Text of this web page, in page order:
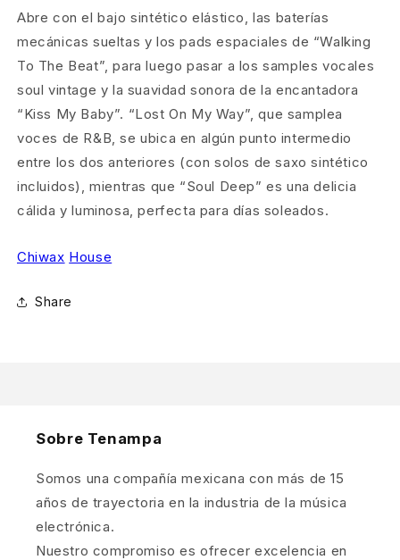
Abre con el bajo sintético elástico, las baterías
mecánicas sueltas y los pads espaciales de “Walking
To The Beat”, para luego pasar a los samples vocales
soul vintage y la suavidad sonora de la encantadora
“Kiss My Baby”. “Lost On My Way”, que samplea
voces de R&B, se ubica en algún punto intermedio
entre los dos anteriores (con solos de saxo sintético
incluidos), mientras que “Soul Deep” es una delicia
cálida y luminosa, perfecta para días soleados.
Chiwax House
Share
Sobre Tenampa
Somos una compañía mexicana con más de 15
años de trayectoria en la industria de la música
electrónica.
Nuestro compromiso es ofrecer excelencia en